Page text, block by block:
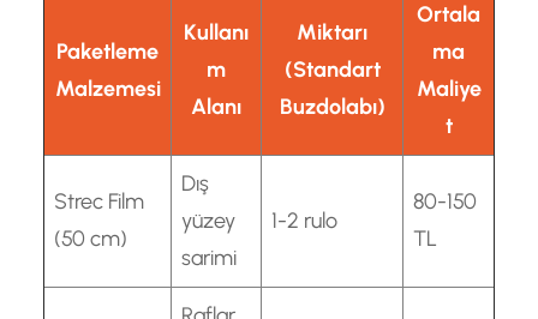
Paketleme
Malzemesi
Kullanı
m
Alanı
Miktarı
(Standart
Buzdolabı)
Ortala
ma
Maliye
t
Strec Film
(50 cm)
Dış
yüzey
sarimi
1-2 rulo
80-150
TL